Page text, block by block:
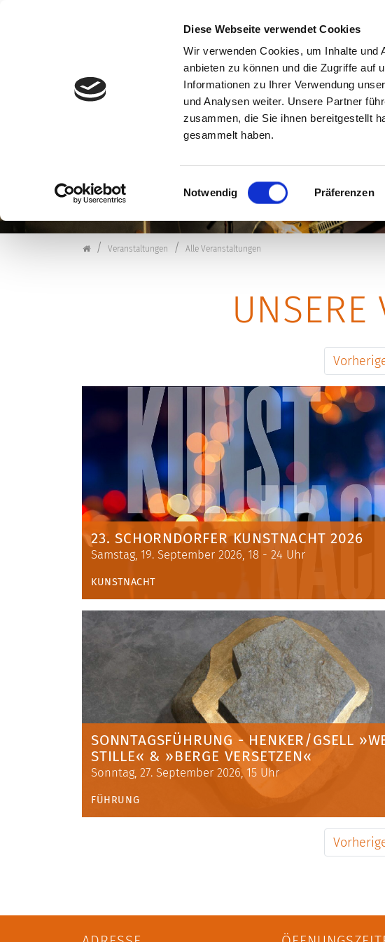
Diese Webseite verwendet Cookies
Wir verwenden Cookies, um Inhalte und
anbieten zu können und die Zugriffe auf
Informationen zu Ihrer Verwendung
und Analysen weiter. Unsere Partner
zusammen, die Sie ihnen bereitgestellt
gesammelt haben.
Einwilligungsauswahl
Notwendig Präferenzen
VERANSTALTUNGEN
Kulturforum Schorndorf
Veranstaltungen Alle Veranstaltungen
UNSERE
23. SCHORNDORFER KUNSTNACHT 2026
Samstag, 19. September 2026, 18 - 24 Uhr
KUNSTNACHT
SONNTAGSFÜHRUNG - HENKER/GSELL
TILLE« & »BERGE VERSETZEN«
Sonntag, 27. September 2026, 15 Uhr
FÜHRUNG